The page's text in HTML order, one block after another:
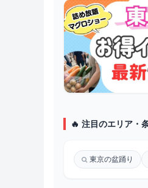
🔥 注目のエリア・
東京の盆踊り